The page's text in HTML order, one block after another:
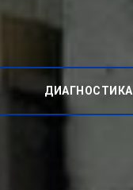
ДИАГНОСТИКА